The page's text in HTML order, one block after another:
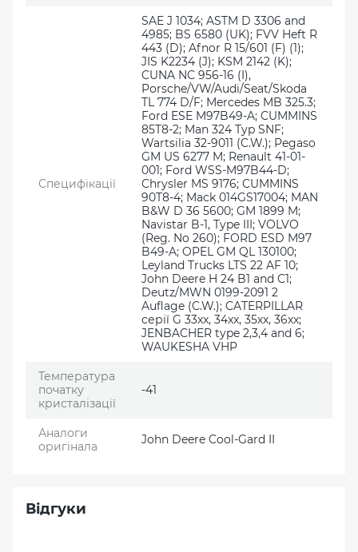
Специфікації
SAE J 1034; ASTM D 3306 and
4985; BS 6580 (UK); FVV Heft R
443 (D); Afnor R 15/601 (F) (1);
JIS K2234 (J); KSM 2142 (K);
CUNA NC 956-16 (I),
Porsche/VW/Audi/Seat/Skoda
TL 774 D/F; Mercedes MB 325.3;
Ford ESE M97B49-A; CUMMINS
85T8-2; Man 324 Typ SNF;
Wartsilia 32-9011 (C.W.); Pegaso
GM US 6277 M; Renault 41-01-
001; Ford WSS-M97B44-D;
Chrysler MS 9176; CUMMINS
90T8-4; Mack 014GS17004; MAN
B&W D 36 5600; GM 1899 M;
Navistar B-1, Type III; VOLVO
(Reg. No 260); FORD ESD M97
B49-A; OPEL GM QL 130100;
Leyland Trucks LTS 22 AF 10;
John Deere H 24 B1 and C1;
Deutz/MWN 0199-2091 2
Auflage (C.W.); CATERPILLAR
серії G 33xx, 34xx, 35хх, 36хх;
JENBACHER type 2,3,4 and 6;
WAUKESHA VHP
Температура
початку
кристалізації
-41
Аналоги
оригінала
John Deere Cool-Gard II
Відгуки